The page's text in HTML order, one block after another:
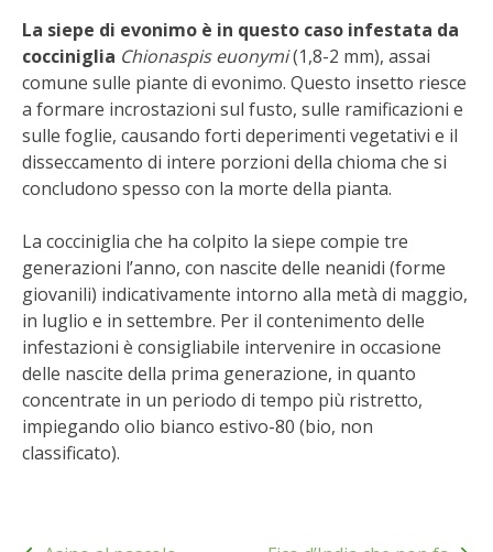
FACEM
STIHL
BLUMEN
NOCCIOLA DI CALABRIA
PELLENC
MEDICINA DEI SEMPLICI
SCONTI NOVEMBRE
COMPO
HUSQVARNA
La siepe di evonimo è in questo caso infestata da
cocciniglia Chionaspis euonymi(1,8-2 mm), assai
comune sulle piante di evonimo. Questo insetto riesce
a formare incrostazioni sul fusto, sulle ramificazioni e
sulle foglie, causando forti deperimenti vegetativi e il
disseccamento di intere porzioni della chioma che si
concludono spesso con la morte della pianta.
La cocciniglia che ha colpito la siepe compie tre
generazioni l’anno, con nascite delle neanidi (forme
giovanili) indicativamente intorno alla metà di maggio,
in luglio e in settembre. Per il contenimento delle
infestazioni è consigliabile intervenire in occasione
delle nascite della prima generazione, in quanto
concentrate in un periodo di tempo più ristretto,
impiegando olio bianco estivo-80 (bio, non
classificato).